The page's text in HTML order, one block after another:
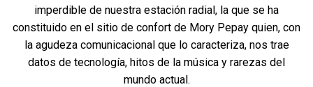
imperdible de nuestra estación radial, la que se ha
constituido en el sitio de confort de Mory Pepay quien, con
la agudeza comunicacional que lo caracteriza, nos trae
datos de tecnología, hitos de la música y rarezas del
mundo actual.